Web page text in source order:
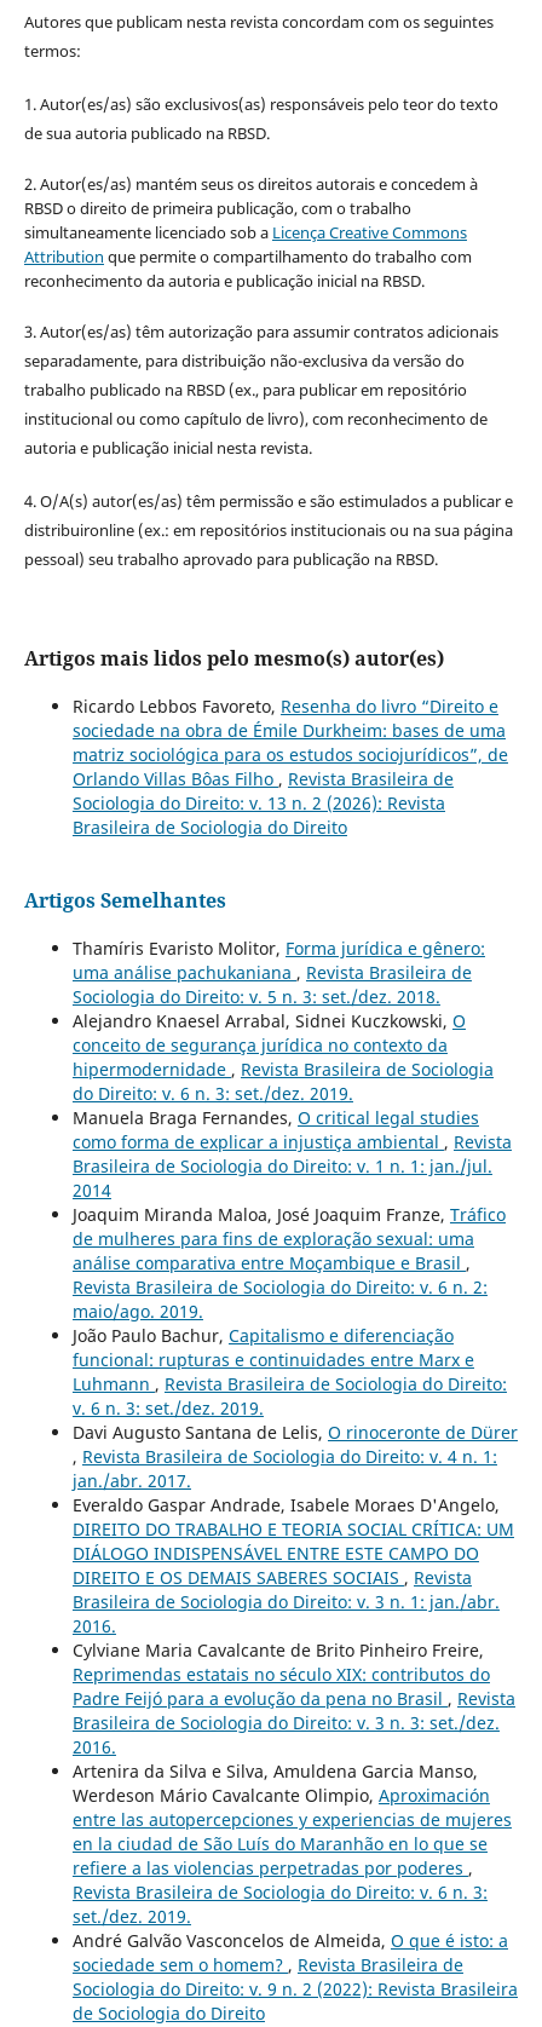
Autores que publicam nesta revista concordam com os seguintes
termos:
1. Autor(es/as) são exclusivos(as) responsáveis pelo teor do texto
de sua autoria publicado na RBSD.
2. Autor(es/as) mantém seus os direitos autorais e concedem à
RBSD o direito de primeira publicação, com o trabalho
simultaneamente licenciado sob a Licença Creative Commons
Attribution que permite o compartilhamento do trabalho com
reconhecimento da autoria e publicação inicial na RBSD.
3. Autor(es/as) têm autorização para assumir contratos adicionais
separadamente, para distribuição não-exclusiva da versão do
trabalho publicado na RBSD (ex., para publicar em repositório
institucional ou como capítulo de livro), com reconhecimento de
autoria e publicação inicial nesta revista.
4. O/A(s) autor(es/as) têm permissão e são estimulados a publicar e
distribuironline (ex.: em repositórios institucionais ou na sua página
pessoal) seu trabalho aprovado para publicação na RBSD.
Artigos mais lidos pelo mesmo(s) autor(es)
Ricardo Lebbos Favoreto, Resenha do livro “Direito e
sociedade na obra de Émile Durkheim: bases de uma
matriz sociológica para os estudos sociojurídicos”, de
Orlando Villas Bôas Filho , Revista Brasileira de
Sociologia do Direito: v. 13 n. 2 (2026): Revista
Brasileira de Sociologia do Direito
Artigos Semelhantes
Thamíris Evaristo Molitor, Forma jurídica e gênero:
uma análise pachukaniana , Revista Brasileira de
Sociologia do Direito: v. 5 n. 3: set./dez. 2018.
Alejandro Knaesel Arrabal, Sidnei Kuczkowski, O
conceito de segurança jurídica no contexto da
hipermodernidade , Revista Brasileira de Sociologia
do Direito: v. 6 n. 3: set./dez. 2019.
Manuela Braga Fernandes, O critical legal studies
como forma de explicar a injustiça ambiental , Revista
Brasileira de Sociologia do Direito: v. 1 n. 1: jan./jul.
2014
Joaquim Miranda Maloa, José Joaquim Franze, Tráfico
de mulheres para fins de exploração sexual: uma
análise comparativa entre Moçambique e Brasil ,
Revista Brasileira de Sociologia do Direito: v. 6 n. 2:
maio/ago. 2019.
João Paulo Bachur, Capitalismo e diferenciação
funcional: rupturas e continuidades entre Marx e
Luhmann , Revista Brasileira de Sociologia do Direito:
v. 6 n. 3: set./dez. 2019.
Davi Augusto Santana de Lelis, O rinoceronte de Dürer
, Revista Brasileira de Sociologia do Direito: v. 4 n. 1:
jan./abr. 2017.
Everaldo Gaspar Andrade, Isabele Moraes D'Angelo,
DIREITO DO TRABALHO E TEORIA SOCIAL CRÍTICA: UM
DIÁLOGO INDISPENSÁVEL ENTRE ESTE CAMPO DO
DIREITO E OS DEMAIS SABERES SOCIAIS , Revista
Brasileira de Sociologia do Direito: v. 3 n. 1: jan./abr.
2016.
Cylviane Maria Cavalcante de Brito Pinheiro Freire,
Reprimendas estatais no século XIX: contributos do
Padre Feijó para a evolução da pena no Brasil , Revista
Brasileira de Sociologia do Direito: v. 3 n. 3: set./dez.
2016.
Artenira da Silva e Silva, Amuldena Garcia Manso,
Werdeson Mário Cavalcante Olimpio, Aproximación
entre las autopercepciones y experiencias de mujeres
en la ciudad de São Luís do Maranhão en lo que se
refiere a las violencias perpetradas por poderes ,
Revista Brasileira de Sociologia do Direito: v. 6 n. 3:
set./dez. 2019.
André Galvão Vasconcelos de Almeida, O que é isto: a
sociedade sem o homem? , Revista Brasileira de
Sociologia do Direito: v. 9 n. 2 (2022): Revista Brasileira
de Sociologia do Direito